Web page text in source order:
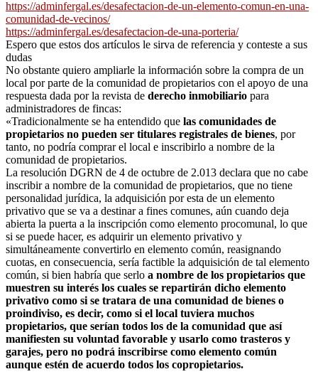
https://adminfergal.es/desafectacion-de-un-elemento-comun-en-una-
comunidad-de-vecinos/
https://adminfergal.es/desafectacion-de-una-porteria/
Espero que estos dos artículos le sirva de referencia y conteste a sus
dudas
No obstante quiero ampliarle la información sobre la compra de un
local por parte de la comunidad de propietarios con el apoyo de una
respuesta dada por la revista de derecho inmobiliario para
administradores de fincas:
«Tradicionalmente se ha entendido que las comunidades de
propietarios no pueden ser titulares registrales de bienes, por
tanto, no podría comprar el local e inscribirlo a nombre de la
comunidad de propietarios.
La resolución DGRN de 4 de octubre de 2.013 declara que no cabe
inscribir a nombre de la comunidad de propietarios, que no tiene
personalidad jurídica, la adquisición por esta de un elemento
privativo que se va a destinar a fines comunes, aún cuando deja
abierta la puerta a la inscripción como elemento procomunal, lo que
si se puede hacer, es adquirir un elemento privativo y
simultáneamente convertirlo en elemento común, reasignando
cuotas, en consecuencia, sería factible la adquisición de tal elemento
común, si bien habría que serlo a nombre de los propietarios que
muestren su interés los cuales se repartirán dicho elemento
privativo como si se tratara de una comunidad de bienes o
proindiviso, es decir, como si el local tuviera muchos
propietarios, que serían todos los de la comunidad que así
manifiesten su voluntad favorable y usarlo como trasteros y
garajes, pero no podrá inscribirse como elemento común
aunque estén de acuerdo todos los copropietarios.